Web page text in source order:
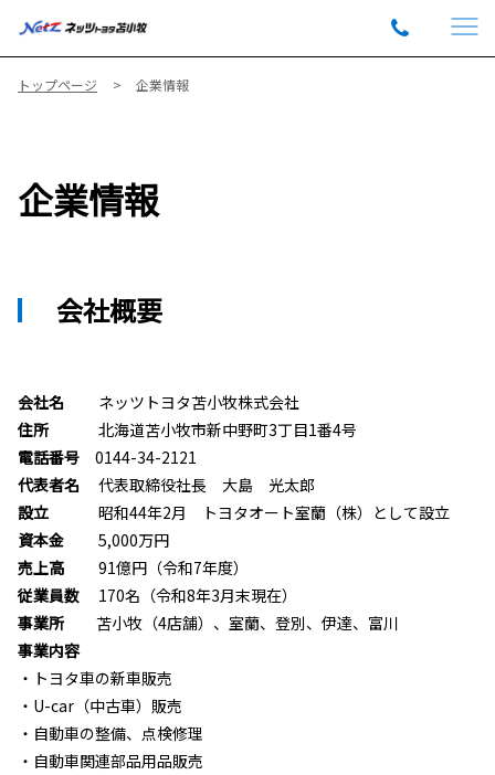
トップページ 企業情報
企業情報
会社概要
会社名
ネッツトヨタ苫小牧株式会社
住所 北海道苫小牧市新中野町3丁目1番4号
電話番号 0144-34-2121
代表者名 代表取締役社長 大島 光太郎
設立 昭和44年2月 トヨタオート室蘭（株）として設立
資本金 5,000万円
売上高 91億円（令和7年度）
従業員数 170名（令和8年3月末現在）
事業所苫小牧（4店舗）、室蘭、登別、伊達、富川
事業内容
・トヨタ車の新車販売
・U-car（中古車）販売
・自動車の整備、点検修理
・自動車関連部品用品販売